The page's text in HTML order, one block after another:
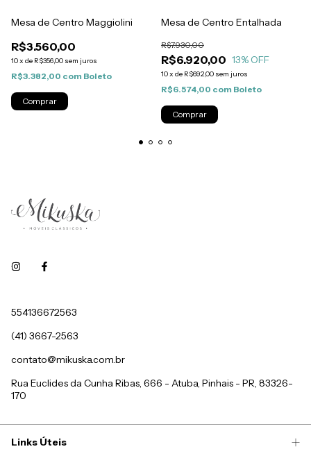
Mesa de Centro Maggiolini
R$3.560,00
10x de R$356,00 sem juros
R$3.382,00 com Boleto
Mesa de Centro Entalhada
R$6.920,00
R$7.930,00
13% OFF
10x de R$692,00 sem juros
R$6.574,00 com Boleto
554136672563
(41) 3667-2563
contato@mikuska.com.br
Rua Euclides da Cunha Ribas, 666 - Atuba, Pinhais - PR, 83326-
170
Links Úteis